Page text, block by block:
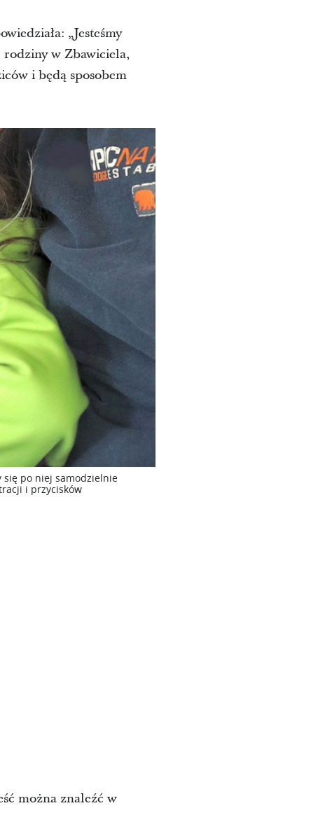
„Jesteśmy
w Zbawiciela,
i będą sposobem
się po niej samodzielnie
i przycisków
można znaleźć w